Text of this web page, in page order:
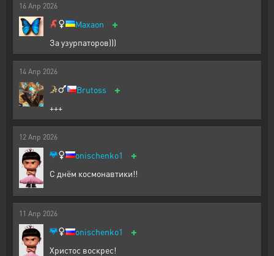
16 Апр 2026
Maxaon +
За узурпаторов)))
14 Апр 2026
Brutoss +
+++
12 Апр 2026
onischenko1 +
С днём космонавтики!!
11 Апр 2026
onischenko1 +
Христос воскрес!